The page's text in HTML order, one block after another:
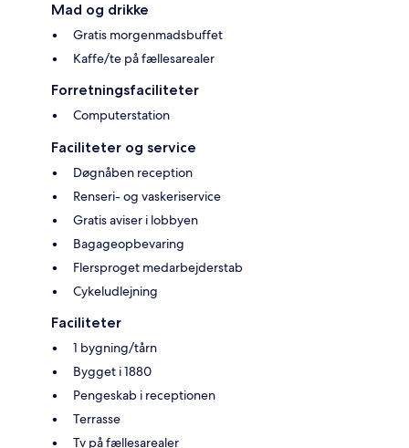
Mad og drikke
Gratis morgenmadsbuffet
Kaffe/te på fællesarealer
Forretningsfaciliteter
Computerstation
Faciliteter og service
Døgnåben reception
Renseri- og vaskeriservice
Gratis aviser i lobbyen
Bagageopbevaring
Flersproget medarbejderstab
Cykeludlejning
Faciliteter
1 bygning/tårn
Bygget i 1880
Pengeskab i receptionen
Terrasse
Tv på fællesarealer